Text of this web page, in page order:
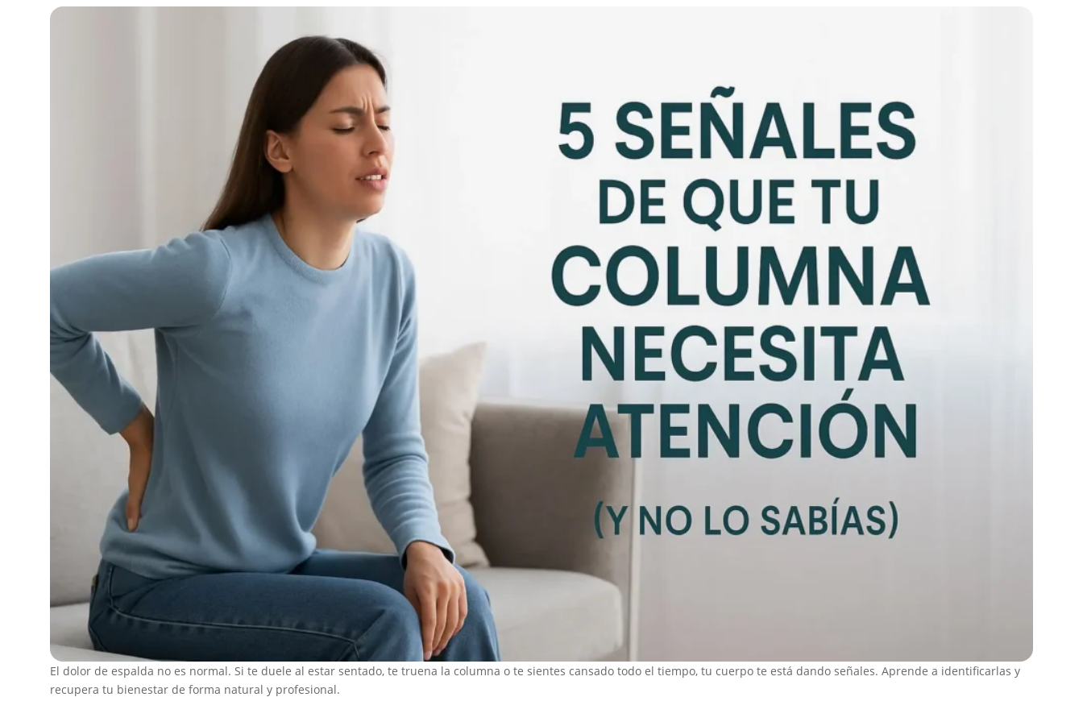
El dolor de espalda no es normal. Si te duele al estar sentado, te truena la columna o te sientes cansado todo el tiempo, tu cuerpo te está dando señales. Aprende a identificarlas y
recupera tu bienestar de forma natural y profesional.